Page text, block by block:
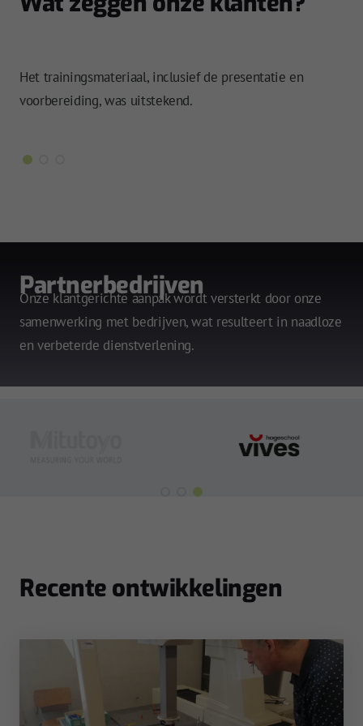
Het trainingsmateriaal, inclusief de presentatie en
voorbereiding, was uitstekend.
Partnerbedrijven
Onze klantgerichte aanpak wordt versterkt door onze
samenwerking met bedrijven, wat resulteert in naadloze
en verbeterde dienstverlening.
Recente ontwikkelingen